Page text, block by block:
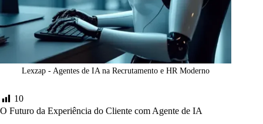
Lexzap - Agentes de IA na Recrutamento e HR Moderno
10
O Futuro da Experiência do Cliente com Agente de IA